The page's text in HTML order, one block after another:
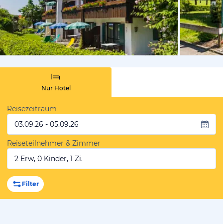
vom
Nur Hotel
Reisezeitraum
03.09.26 - 05.09.26
Reiseteilnehmer & Zimmer
2 Erw, 0 Kinder, 1 Zi.
Filter